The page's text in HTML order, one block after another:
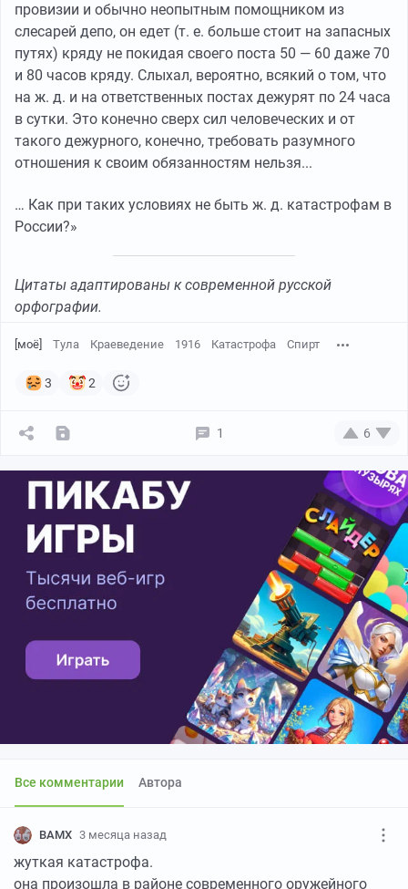
провизии и обычно неопытным помощником из
слесарей депо, он едет (т. е. больше стоит на запасных
путях) кряду не покидая своего поста 50 — 60 даже 70
и 80 часов кряду. Слыхал, вероятно, всякий о том, что
на ж. д. и на ответственных постах дежурят по 24 часа
в сутки. Это конечно сверх сил человеческих и от
такого дежурного, конечно, требовать разумного
отношения к своим обязанностям нельзя...
… Как при таких условиях не быть ж. д. катастрофам в
России?»
Цитаты адаптированы к современной русской
орфографии.
[моё] Тула Краеведение 1916 Катастрофа Спирт
3 2
1 6
Все комментарии Автора
BAMX 3 месяца назад
жуткая катастрофа.
она произошла в районе современного оружейного